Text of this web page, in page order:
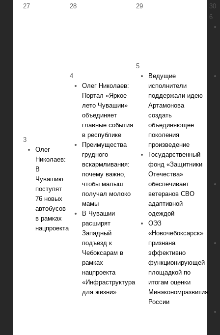
27
28 29 30
3
Олег
Николаев:
В
Чувашию
поступят
76 новых
автобусов
в рамках
нацпроекта
4
Олег Николаев:
Портал «Яркое
лето Чувашии»
объединяет
главные события
в республике
Преимущества
грудного
вскармливания:
почему важно,
чтобы малыш
получал молоко
мамы
В Чувашии
расширят
Западный
подъезд к
Чебоксарам в
рамках
нацпроекта
«Инфраструктура
для жизни»
5
Ведущие
исполнители
поддержали идею
Артамонова
создать
объединяющее
поколения
произведение
Государственный
фонд «Защитники
Отечества»
обеспечивает
ветеранов СВО
адаптивной
одеждой
ОЭЗ
«Новочебоксарск»
признана
эффективно
функционирующей
площадкой по
итогам оценки
Минэкономразвития
России
6